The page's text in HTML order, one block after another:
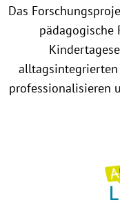
Das
pädagogische
professionalisieren